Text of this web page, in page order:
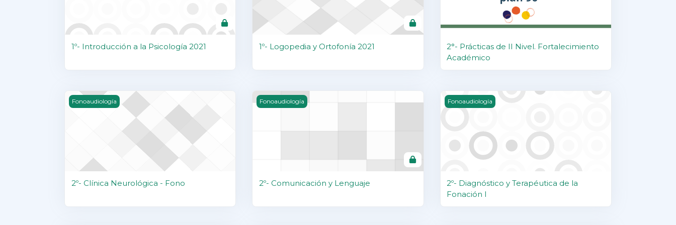
1º- Introducción a la Psicología 2021 1º- Logopedia y Ortofonía 2021
2°- Prácticas de II Nivel. Fortalecimiento
Académico
2º- Clínica Neurológica - Fono
Fonoaudiología
2º- Clínica Neurológica - Fono
2º- Comunicación y Lenguaje
Fonoaudiología
2º- Comunicación y Lenguaje
2º- Diagnóstico y Terapéutica de la Fonación I
Fonoaudiología
2º- Diagnóstico y Terapéutica de la
Fonación I